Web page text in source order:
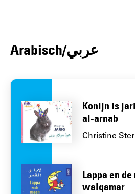
Arabisch/عربي
Konijn is
al-arnab
Christine
Lappa en de
walqamar